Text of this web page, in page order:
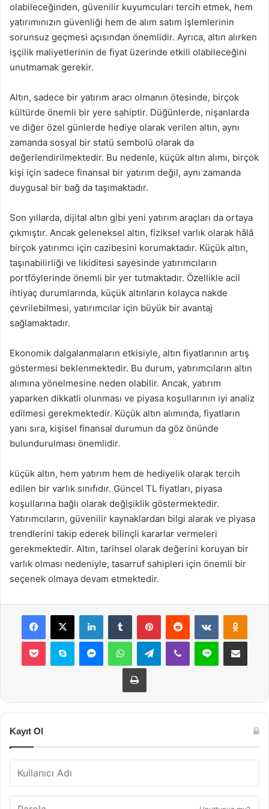
olabileceğinden, güvenilir kuyumcuları tercih etmek, hem
yatırımınızın güvenliği hem de alım satım işlemlerinin
sorunsuz geçmesi açısından önemlidir. Ayrıca, altın alırken
işçilik maliyetlerinin de fiyat üzerinde etkili olabileceğini
unutmamak gerekir.
Altın, sadece bir yatırım aracı olmanın ötesinde, birçok
kültürde önemli bir yere sahiptir. Düğünlerde, nişanlarda
ve diğer özel günlerde hediye olarak verilen altın, aynı
zamanda sosyal bir statü sembolü olarak da
değerlendirilmektedir. Bu nedenle, küçük altın alımı, birçok
kişi için sadece finansal bir yatırım değil, aynı zamanda
duygusal bir bağ da taşımaktadır.
Son yıllarda, dijital altın gibi yeni yatırım araçları da ortaya
çıkmıştır. Ancak geleneksel altın, fiziksel varlık olarak hâlâ
birçok yatırımcı için cazibesini korumaktadır. Küçük altın,
taşınabilirliği ve likiditesi sayesinde yatırımcıların
portföylerinde önemli bir yer tutmaktadır. Özellikle acil
ihtiyaç durumlarında, küçük altınların kolayca nakde
çevrilebilmesi, yatırımcılar için büyük bir avantaj
sağlamaktadır.
Ekonomik dalgalanmaların etkisiyle, altın fiyatlarının artış
göstermesi beklenmektedir. Bu durum, yatırımcıların altın
alımına yönelmesine neden olabilir. Ancak, yatırım
yaparken dikkatli olunması ve piyasa koşullarının iyi analiz
edilmesi gerekmektedir. Küçük altın alımında, fiyatların
yanı sıra, kişisel finansal durumun da göz önünde
bulundurulması önemlidir.
küçük altın, hem yatırım hem de hediyelik olarak tercih
edilen bir varlık sınıfıdır. Güncel TL fiyatları, piyasa
koşullarına bağlı olarak değişiklik göstermektedir.
Yatırımcıların, güvenilir kaynaklardan bilgi alarak ve piyasa
trendlerini takip ederek bilinçli kararlar vermeleri
gerekmektedir. Altın, tarihsel olarak değerini koruyan bir
varlık olması nedeniyle, tasarruf sahipleri için önemli bir
seçenek olmaya devam etmektedir.
Facebook
X LinkedInTumblr PinterestReddit VKontakte
Pocket Skype MessengerWhatsAppTelegramViber Line E-Posta ile
Yazdır
Kayıt Ol